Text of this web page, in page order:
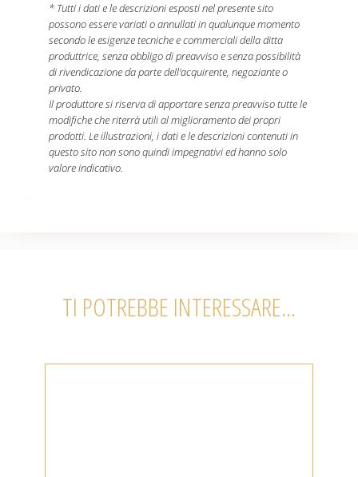
* Tutti i dati e le descrizioni esposti nel presente sito
possono essere variati o annullati in qualunque momento
secondo le esigenze tecniche e commerciali della ditta
produttrice, senza obbligo di preavviso e senza possibilità
di rivendicazione da parte dell'acquirente, negoziante o
privato.
Il produttore si riserva di apportare senza preavviso tutte le
modifiche che riterrà utili al miglioramento dei propri
prodotti. Le illustrazioni, i dati e le descrizioni contenuti in
questo sito non sono quindi impegnativi ed hanno solo
valore indicativo.
TI POTREBBE INTERESSARE...